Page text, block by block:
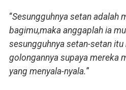
“Sesungguhnya setan adalah
bagimu,maka anggaplah ia
sesungguhnya setan-setan itu
golongannya supaya mereka
yang menyala-nyala.”